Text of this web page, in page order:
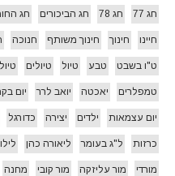
חג 77 חג 78 חג הביכורים חג
חיינו חינוך חינוך משותף חנוכה
ט"ו בשבט טבע טיול טיולים
טמפלרים יאכטה יואב לרר יום
יום עצמאות ילדים יצירה כדורגל
כרזות ל"ג בעומר ליאורה כהן
מורדי מור עליזקה מור קובי מחנה